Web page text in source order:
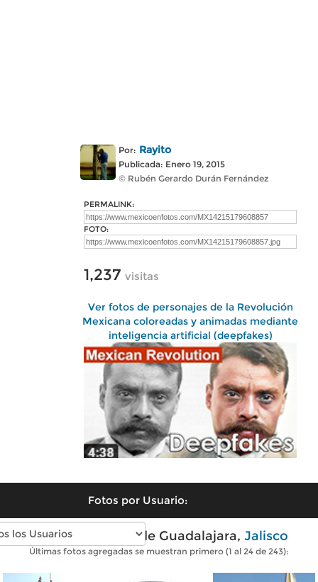
Por: Rayito
Publicada: Enero 19, 2015
© Rubén Gerardo Durán Fernández
PERMALINK:
FOTO:
1,237 visitas
Ver fotos de personajes de la Revolución
Mexicana coloreadas y animadas mediante
inteligencia artificial (deepfakes)
Fotos por Usuario:
Fotos modernas de Guadalajara, Jalisco
Últimas fotos agregadas se muestran primero (1 al 24 de 243):